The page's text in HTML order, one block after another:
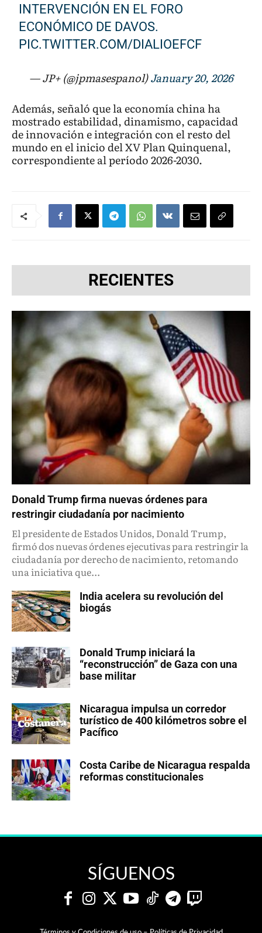
INTERVENCIÓN EN EL FORO
ECONÓMICO DE DAVOS.
PIC.TWITTER.COM/DIALIOEFCF
— JP+ (@jpmasespanol)January 20, 2026
Además, señaló que la economía china ha
mostrado estabilidad, dinamismo, capacidad
de innovación e integración con el resto del
mundo en el inicio del XV Plan Quinquenal,
correspondiente al período 2026-2030.
RECIENTES
Donald Trump firma nuevas órdenes para
restringir ciudadanía por nacimiento
El presidente de Estados Unidos, Donald Trump,
firmó dos nuevas órdenes ejecutivas para restringir la
ciudadanía por derecho de nacimiento, retomando
una iniciativa que...
India acelera su revolución del
biogás
Donald Trump iniciará la
“reconstrucción” de Gaza con una
base militar
Nicaragua impulsa un corredor
turístico de 400 kilómetros sobre el
Pacífico
Costa Caribe de Nicaragua respalda
reformas constitucionales
SÍGUENOS